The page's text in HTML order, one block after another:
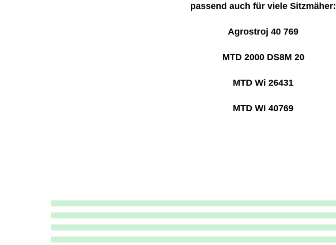
passend auch für viele Sitzmäher:
Agrostroj 40 769
MTD 2000 DS8M 20
MTD Wi 26431
MTD Wi 40769